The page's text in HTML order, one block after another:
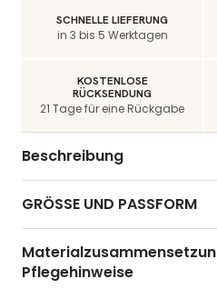
SCHNELLE LIEFERUNG
in 3 bis 5 Werktagen
KOSTENLOSE
RÜCKSENDUNG
21 Tage für eine Rückgabe
Beschreibung
GRÖSSE UND PASSFORM
Pflegehinweise